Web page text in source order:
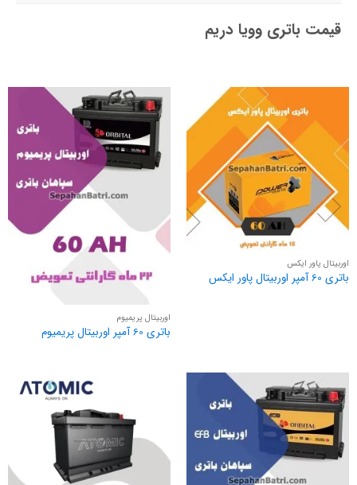
قیمت باتری وویا دریم
اوربیتال پاور ایکس
باتری 60 آمپر اوربیتال پاور ایکس
اوربیتال پریمیوم
باتری 60 آمپر اوربیتال پریمیوم